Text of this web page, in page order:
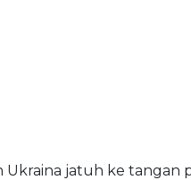
jatuh ke tangan